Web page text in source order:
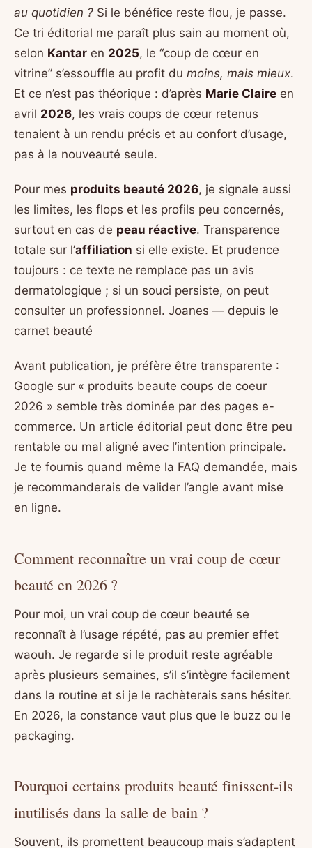
au quotidien ? Si le bénéfice reste flou, je passe.
Ce tri éditorial me paraît plus sain au moment où,
selon Kantar en 2025, le “coup de cœur en
vitrine” s’essouffle au profit du moins, mais mieux.
Et ce n’est pas théorique : d’après Marie Claire en
avril 2026, les vrais coups de cœur retenus
tenaient à un rendu précis et au confort d’usage,
pas à la nouveauté seule.
Pour mes produits beauté 2026, je signale aussi
les limites, les flops et les profils peu concernés,
surtout en cas de peau réactive. Transparence
totale sur l’affiliation si elle existe. Et prudence
toujours : ce texte ne remplace pas un avis
dermatologique ; si un souci persiste, on peut
consulter un professionnel. Joanes — depuis le
carnet beauté
Avant publication, je préfère être transparente :
Google sur « produits beaute coups de coeur
2026 » semble très dominée par des pages e-
commerce. Un article éditorial peut donc être peu
rentable ou mal aligné avec l’intention principale.
Je te fournis quand même la FAQ demandée, mais
je recommanderais de valider l’angle avant mise
en ligne.
Comment reconnaître un vrai coup de cœur
beauté en 2026 ?
Pour moi, un vrai coup de cœur beauté se
reconnaît à l’usage répété, pas au premier effet
waouh. Je regarde si le produit reste agréable
après plusieurs semaines, s’il s’intègre facilement
dans la routine et si je le rachèterais sans hésiter.
En 2026, la constance vaut plus que le buzz ou le
packaging.
Pourquoi certains produits beauté finissent-ils
inutilisés dans la salle de bain ?
Souvent, ils promettent beaucoup mais s’adaptent